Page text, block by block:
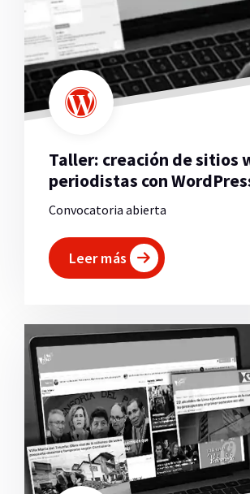
Taller: creación de sitios
periodistas con
Convocatoria abierta
Leer más